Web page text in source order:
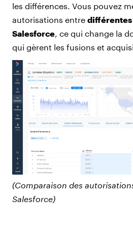
les différences. Vous pouvez
autorisations entre différentes
Salesforce , ce qui change la
qui gèrent les fusions et
(Comparaison des
Salesforce)